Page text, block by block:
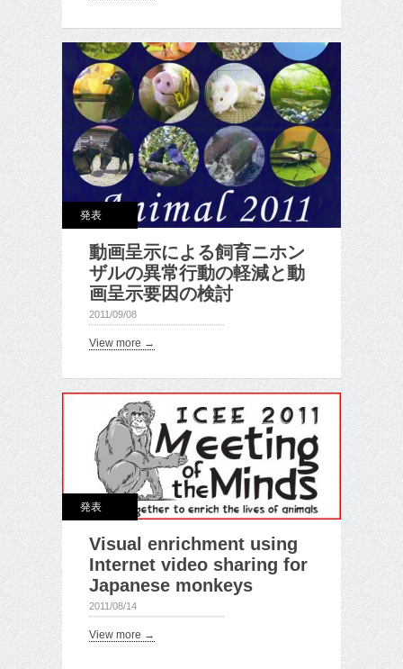
発表
動画呈示による飼育ニホン
ザルの異常行動の軽減と動
画呈示要因の検討
2011/09/08
View more →
発表
Visual enrichment using
Internet video sharing for
Japanese monkeys
2011/08/14
View more →